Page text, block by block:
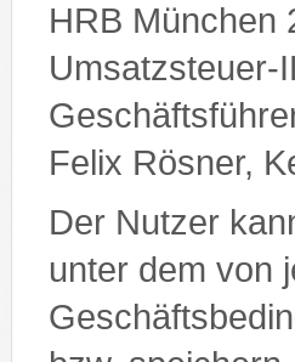
HRB München
Umsatzsteuer-
Felix Rösner,
Der Nutzer
unter dem von